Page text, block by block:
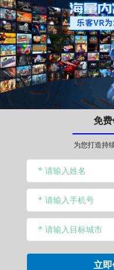
免
为您打造持